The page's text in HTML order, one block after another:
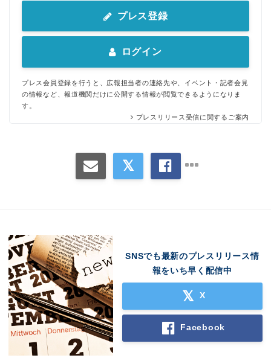
プレス登録
ログイン
プレス会員登録を行うと、広報担当者の連絡先や、イベント・記者会見
の情報など、報道機関だけに公開する情報が閲覧できるようになりま
す。
プレスリリース受信に関するご案内
SNSでも最新のプレスリリース情
報をいち早く配信中
X
Facebook